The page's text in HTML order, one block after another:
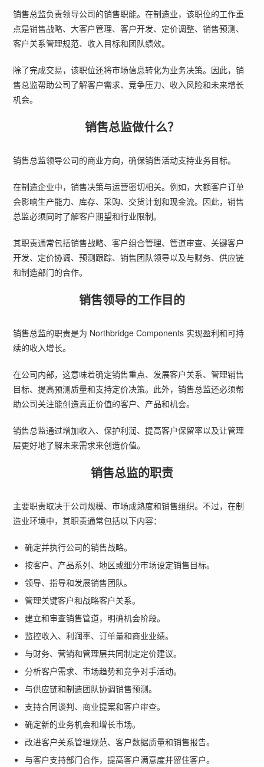
销售总监负责领导公司的销售职能。在制造业，该职位的工作重
点是销售战略、大客户管理、客户开发、定价调整、销售预测、
客户关系管理规范、收入目标和团队绩效。
除了完成交易，该职位还将市场信息转化为业务决策。因此，销
售总监帮助公司了解客户需求、竞争压力、收入风险和未来增长
机会。
销售总监做什么？
销售总监领导公司的商业方向，确保销售活动支持业务目标。
在制造企业中，销售决策与运营密切相关。例如，大额客户订单
会影响生产能力、库存、采购、交货计划和现金流。因此，销售
总监必须同时了解客户期望和行业限制。
其职责通常包括销售战略、客户组合管理、管道审查、关键客户
开发、定价协调、预测跟踪、销售团队领导以及与财务、供应链
和制造部门的合作。
销售领导的工作目的
销售总监的职责是为 Northbridge Components 实现盈利和可持
续的收入增长。
在公司内部，这意味着确定销售重点、发展客户关系、管理销售
目标、提高预测质量和支持定价决策。此外，销售总监还必须帮
助公司关注能创造真正价值的客户、产品和机会。
销售总监通过增加收入、保护利润、提高客户保留率以及让管理
层更好地了解未来需求来创造价值。
销售总监的职责
主要职责取决于公司规模、市场成熟度和销售组织。不过，在制
造业环境中，其职责通常包括以下内容：
确定并执行公司的销售战略。
按客户、产品系列、地区或细分市场设定销售目标。
领导、指导和发展销售团队。
管理关键客户和战略客户关系。
建立和审查销售管道，明确机会阶段。
监控收入、利润率、订单量和商业业绩。
与财务、营销和管理层共同制定定价建议。
分析客户需求、市场趋势和竞争对手活动。
与供应链和制造团队协调销售预测。
支持合同谈判、商业提案和客户审查。
确定新的业务机会和增长市场。
改进客户关系管理规范、客户数据质量和销售报告。
与客户支持部门合作，提高客户满意度并留住客户。